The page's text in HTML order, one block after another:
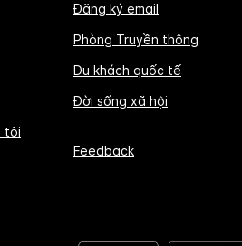
tôi
Đăng ký email
Phòng Truyền thông
Du khách quốc tế
Đời sống xã hội
Feedback